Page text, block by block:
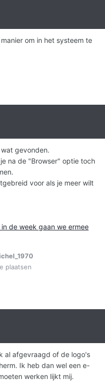
om in het systeem te
gevonden.
na de "Browser" optie toch
voor als je meer wilt
de week gaan we ermee
plaatsen
al afgevraagd of de logo's
Ik heb dan wel een e-
werken lijkt mij.